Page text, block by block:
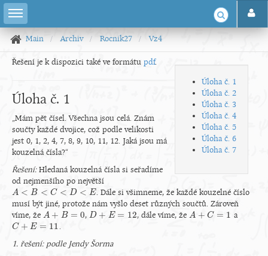
Main Archiv Rocnik27 Vz4
Úloha č. 1
Úloha č. 2
Úloha č. 3
Úloha č. 4
Úloha č. 5
Úloha č. 6
Úloha č. 7
Řešení je k dispozici také ve formátu pdf.
Úloha č. 1
„Mám pět čísel. Všechna jsou celá. Znám
součty každé dvojice, což podle velikosti
jest 0, 1, 2, 4, 7, 8, 9, 10, 11, 12. Jaká jsou má
kouzelná čísla?“
Řešení:Hledaná kouzelná čísla si seřadíme
od nejmenšího po největší
A < B < C < D < E
A< B< C< D< E
. Dále si všimneme, že každé kouzelné číslo
musí být jiné, protože nám vyšlo deset různých součtů. Zároveň
víme, že A + B = 0
A+ B= 0 ,D + E = 12
D+ E= 12 , dále víme, žeA + C = 1
A+ C=1 a
C + E = 11
C+ E= 11
.
1. řešení: podle Jendy Šorma